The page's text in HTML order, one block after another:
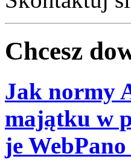
Chcesz
Jak normy
majątku w
je